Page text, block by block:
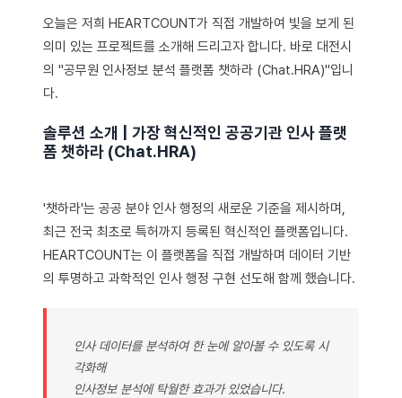
오늘은 저희 HEARTCOUNT가 직접 개발하여 빛을 보게 된
의미 있는 프로젝트를 소개해 드리고자 합니다. 바로 대전시
의 "공무원 인사정보 분석 플랫폼 챗하라 (Chat.HRA)"입니
다.
솔루션 소개 | 가장 혁신적인 공공기관 인사 플랫
폼 챗하라 (Chat.HRA)
'챗하라'는 공공 분야 인사 행정의 새로운 기준을 제시하며,
최근 전국 최초로 특허까지 등록된 혁신적인 플랫폼입니다.
HEARTCOUNT는 이 플랫폼을 직접 개발하며 데이터 기반
의 투명하고 과학적인 인사 행정 구현 선도해 함께 했습니다.
인사 데이터를 분석하여 한 눈에 알아볼 수 있도록 시
각화해
인사정보 분석에 탁월한 효과가 있었습니다.